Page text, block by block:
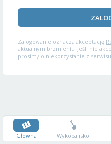
Zalogowanie oznacza akceptację
aktualnym brzmieniu. Jeśli nie
prosimy o niekorzystanie z
Główna Wykopalisko